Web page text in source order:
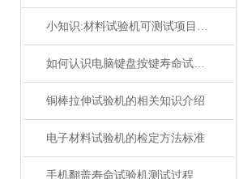
小知识:材料试验机可测试项目介绍
如何认识电脑键盘按键寿命试验机
铜棒拉伸试验机的相关知识介绍
电子材料试验机的检定方法标准
手机翻盖寿命试验机测试过程